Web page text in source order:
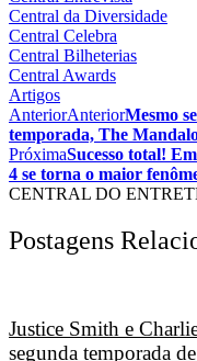
Central da Diversidade
Central Celebra
Central Bilheterias
Central Awards
Artigos
AnteriorAnteriorMesmo
temporada, The
PróximaSucesso total!
4 se torna o maior
CENTRAL DO
Postagens
Justice Smith e
segunda temporada